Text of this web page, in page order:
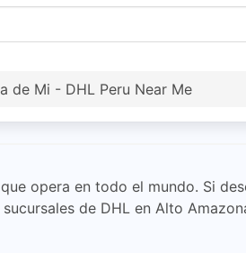
de Mi - DHL Peru Near Me
opera en todo el mundo. Si
de DHL en Alto